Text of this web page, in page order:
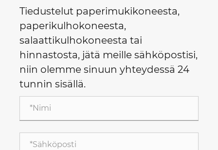
Tiedustelut paperimukikoneesta,
paperikulhokoneesta,
salaattikulhokoneesta tai
hinnastosta, jätä meille sähköpostisi,
niin olemme sinuun yhteydessä 24
tunnin sisällä.